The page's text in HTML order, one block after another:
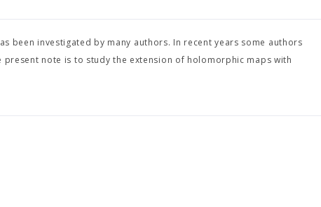
been investigated by many authors. In recent years some authors
note is to study the extension of holomorphic maps with